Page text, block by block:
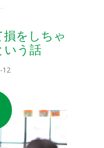
損をしちゃ
いう話
12